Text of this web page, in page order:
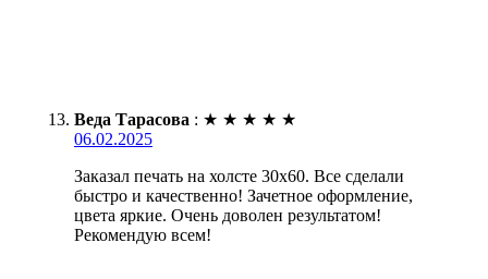
Веда Тарасова : ★ ★ ★ ★ ★
06.02.2025
Заказал печать на холсте 30х60. Все сделали
быстро и качественно! Зачетное оформление,
цвета яркие. Очень доволен результатом!
Рекомендую всем!